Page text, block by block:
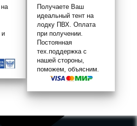
и
Получаете Ваш
идеальный тент на
лодку ПВХ. Оплата
при получении.
Постоянная
тех.поддержка с
нашей стороны,
поможем, объясним.